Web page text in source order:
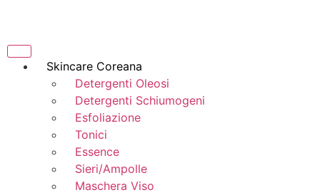
Skincare Coreana
Detergenti Oleosi
Detergenti Schiumogeni
Esfoliazione
Tonici
Essence
Sieri/Ampolle
Maschera Viso